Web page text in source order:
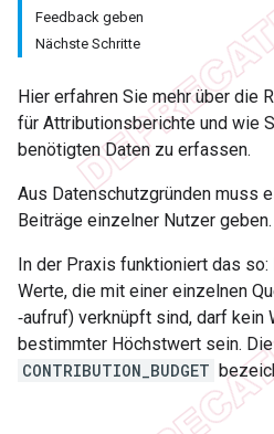
Feedback geben
Nächste Schritte
Hier erfahren Sie mehr über die
für Attributionsberichte und wie
benötigten Daten zu erfassen.
Aus Datenschutzgründen muss
Beiträge einzelner Nutzer geben.
In der Praxis funktioniert das so:
Werte, die mit einer einzelnen
‑aufruf) verknüpft sind, darf kein
bestimmter Höchstwert sein.
CONTRIBUTION_BUDGET